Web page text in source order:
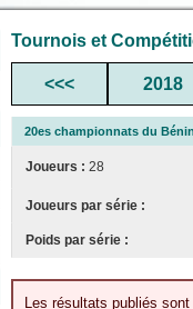
Tournois et
<<< 2018
20es championnats du
Joueurs : 28
Joueurs par série :
Poids par série :
Les résultats publiés